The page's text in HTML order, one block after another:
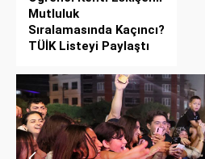
Mutluluk
Sıralamasında Kaçıncı?
TÜİK Listeyi Paylaştı